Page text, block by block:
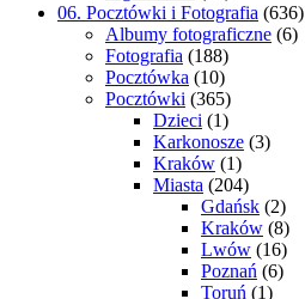
06. Pocztówki i Fotografia (636)
Albumy fotograficzne (6)
Fotografia (188)
Pocztówka (10)
Pocztówki (365)
Dzieci (1)
Karkonosze (3)
Kraków (1)
Miasta (204)
Gdańsk (2)
Kraków (8)
Lwów (16)
Poznań (6)
Toruń (1)